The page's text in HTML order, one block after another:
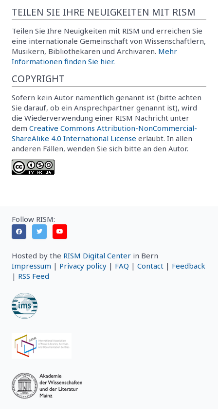
TEILEN SIE IHRE NEUIGKEITEN MIT RISM
Teilen Sie Ihre Neuigkeiten mit RISM und erreichen Sie
eine internationale Gemeinschaft von Wissenschaftlern,
Musikern, Bibliothekaren und Archivaren. Mehr
Informationen finden Sie hier.
COPYRIGHT
Sofern kein Autor namentlich genannt ist (bitte achten
Sie darauf, ob ein Ansprechpartner genannt ist), wird
die Wiederverwendung einer RISM Nachricht unter
dem Creative Commons Attribution-NonCommercial-
ShareAlike 4.0 International License erlaubt. In allen
anderen Fällen, wenden Sie sich bitte an den Autor.
Follow RISM:
Hosted by the RISM Digital Center in Bern
Impressum | Privacy policy | FAQ | Contact | Feedback
| RSS Feed